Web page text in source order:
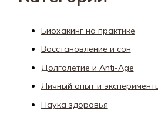
Биохакинг на практике
Восстановление и сон
Долголетие и Anti-Age
Личный опыт и
Наука здоровья